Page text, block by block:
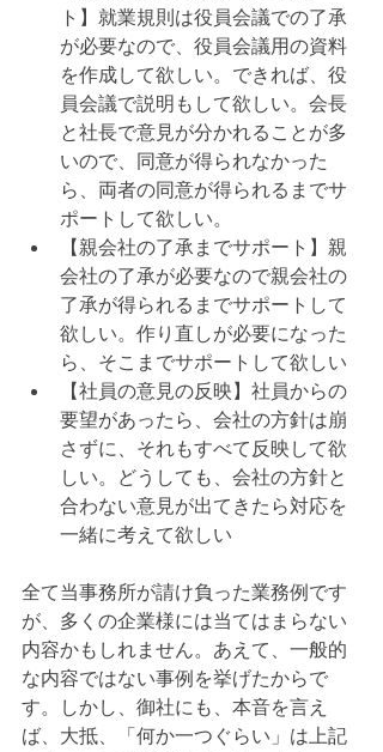
ト】就業規則は役員会議での了承
が必要なので、役員会議用の資料
を作成して欲しい。できれば、役
員会議で説明もして欲しい。会長
と社長で意見が分かれることが多
いので、同意が得られなかった
ら、両者の同意が得られるまでサ
ポートして欲しい。
【親会社の了承までサポート】親
会社の了承が必要なので親会社の
了承が得られるまでサポートして
欲しい。作り直しが必要になった
ら、そこまでサポートして欲しい
【社員の意見の反映】社員からの
要望があったら、会社の方針は崩
さずに、それもすべて反映して欲
しい。どうしても、会社の方針と
合わない意見が出てきたら対応を
一緒に考えて欲しい
全て当事務所が請け負った業務例です
が、多くの企業様には当てはまらない
内容かもしれません。あえて、一般的
な内容ではない事例を挙げたからで
す。しかし、御社にも、本音を言え
ば、大抵、「何か一つぐらい」は上記